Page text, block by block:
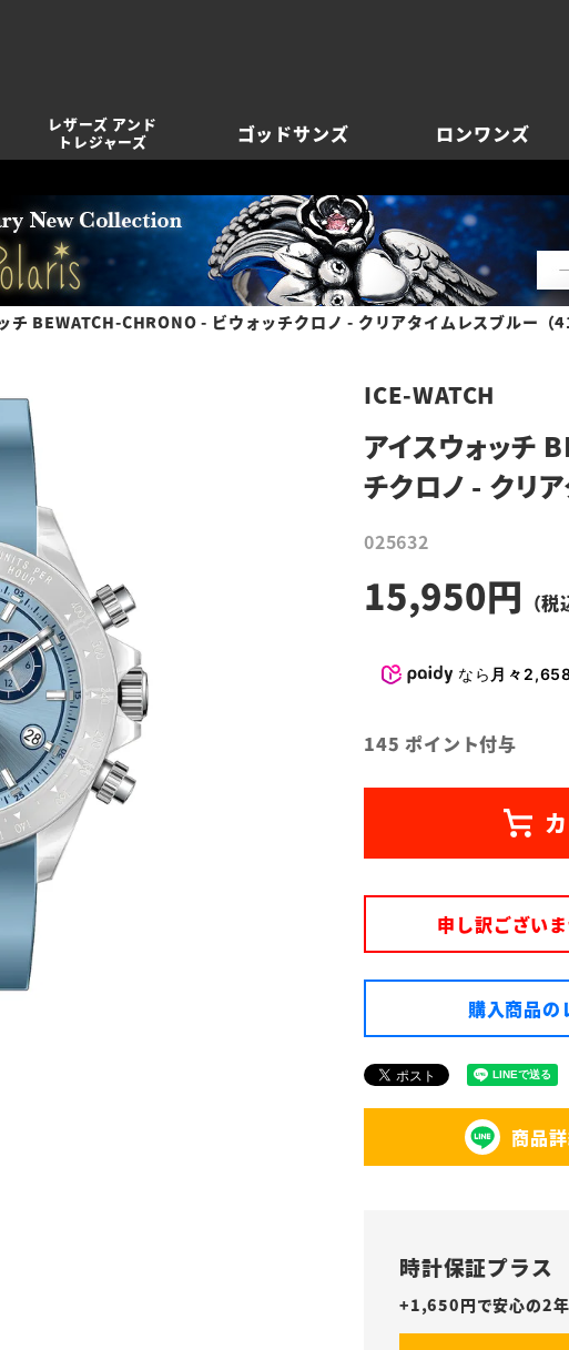
レザーズ アンド
トレジャーズ
ゴッドサンズ ロンワンズ
チ BEWATCH-CHRONO - ビウォッチクロノ - クリアタイムレスブルー（
ICE-WATCH
アイスウォッチ
チクロノ - クリ
025632
15,950
なら 月々
145 ポイント付与
申し訳ござい
購入商品
商品
時計保証プラス
+1,650円で安心の2